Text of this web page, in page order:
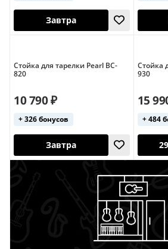
Завтра
Стойка для тарелки Pearl BC-
820
10 790 ₽
+ 326 бонусов
Стойка
930
15
+ 484